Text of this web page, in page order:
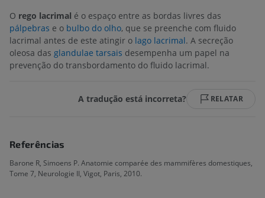
O rego lacrimal é o espaço entre as bordas livres das
pálpebras e o bulbo do olho, que se preenche com fluido
lacrimal antes de este atingir o lago lacrimal. A secreção
oleosa das glandulae tarsais desempenha um papel na
prevenção do transbordamento do fluido lacrimal.
A tradução está incorreta? RELATAR
Referências
Barone R, Simoens P. Anatomie comparée des mammifères domestiques,
Tome 7, Neurologie II, Vigot, Paris, 2010.